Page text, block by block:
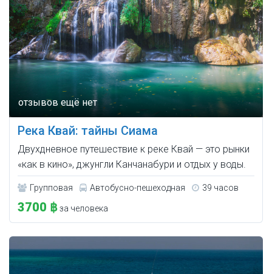
Река Квай: тайны Сиама
Двухдневное путешествие к реке Квай — это рынки
«как в кино», джунгли Канчанабури и отдых у воды.
Групповая Автобусно-пешеходная 39 часов
3700 ฿за человека